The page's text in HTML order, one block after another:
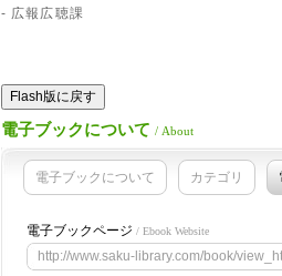
- 広報広聴課
Flash版に戻す
電子ブックについて / About
電子ブックについて カテゴリ
電子ブックページ / Ebook Website
http://www.saku-library.com/book/